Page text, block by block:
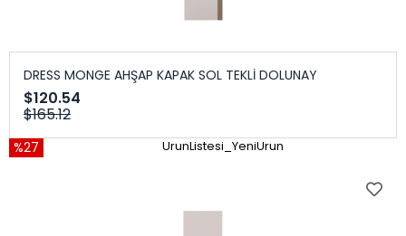
DRESS MONGE AHŞAP KAPAK SOL TEKLİ DOLUNAY
$120.54
$165.12
%27 UrunListesi_YeniUrun